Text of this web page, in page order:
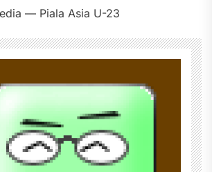
— Piala Asia U-23